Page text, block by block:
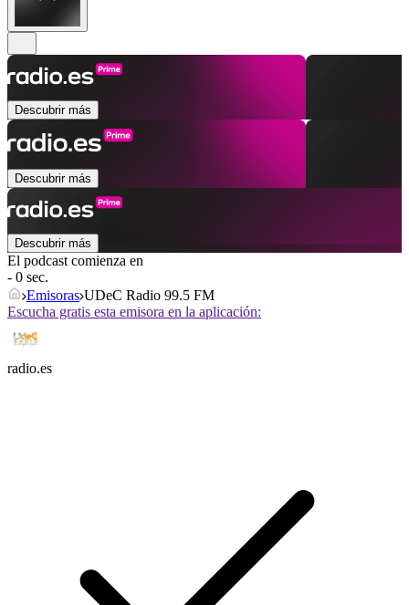
Descubrir más
Descubrir más
Descubrir más
El podcast comienza en
- 0 sec.
Emisoras UDeC Radio 99.5 FM
Escucha gratis esta emisora en la aplicación:
radio.es